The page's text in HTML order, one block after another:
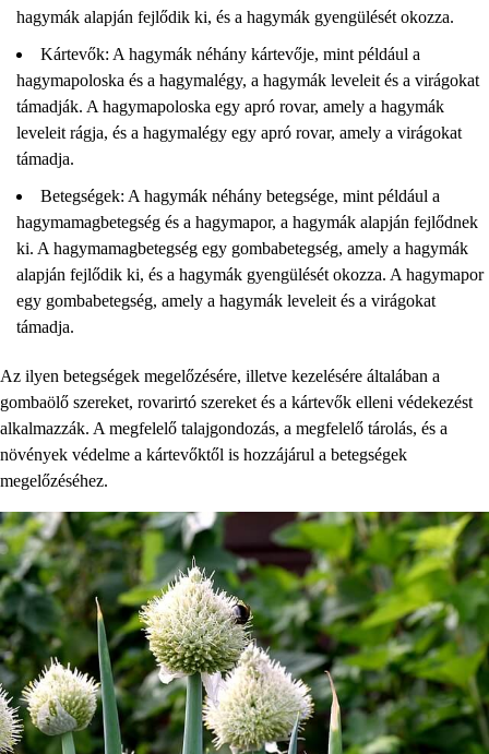
hagymák alapján fejlődik ki, és a hagymák gyengülését okozza.
Kártevők: A hagymák néhány kártevője, mint például a
hagymapoloska és a hagymalégy, a hagymák leveleit és a virágokat
támadják. A hagymapoloska egy apró rovar, amely a hagymák
leveleit rágja, és a hagymalégy egy apró rovar, amely a virágokat
támadja.
Betegségek: A hagymák néhány betegsége, mint például a
hagymamagbetegség és a hagymapor, a hagymák alapján fejlődnek
ki. A hagymamagbetegség egy gombabetegség, amely a hagymák
alapján fejlődik ki, és a hagymák gyengülését okozza. A hagymapor
egy gombabetegség, amely a hagymák leveleit és a virágokat
támadja.
Az ilyen betegségek megelőzésére, illetve kezelésére általában a
gombaölő szereket, rovarirtó szereket és a kártevők elleni védekezést
alkalmazzák. A megfelelő talajgondozás, a megfelelő tárolás, és a
növények védelme a kártevőktől is hozzájárul a betegségek
megelőzéséhez.